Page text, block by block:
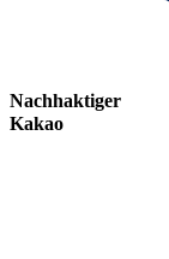
Nachhaktiger
Kakao